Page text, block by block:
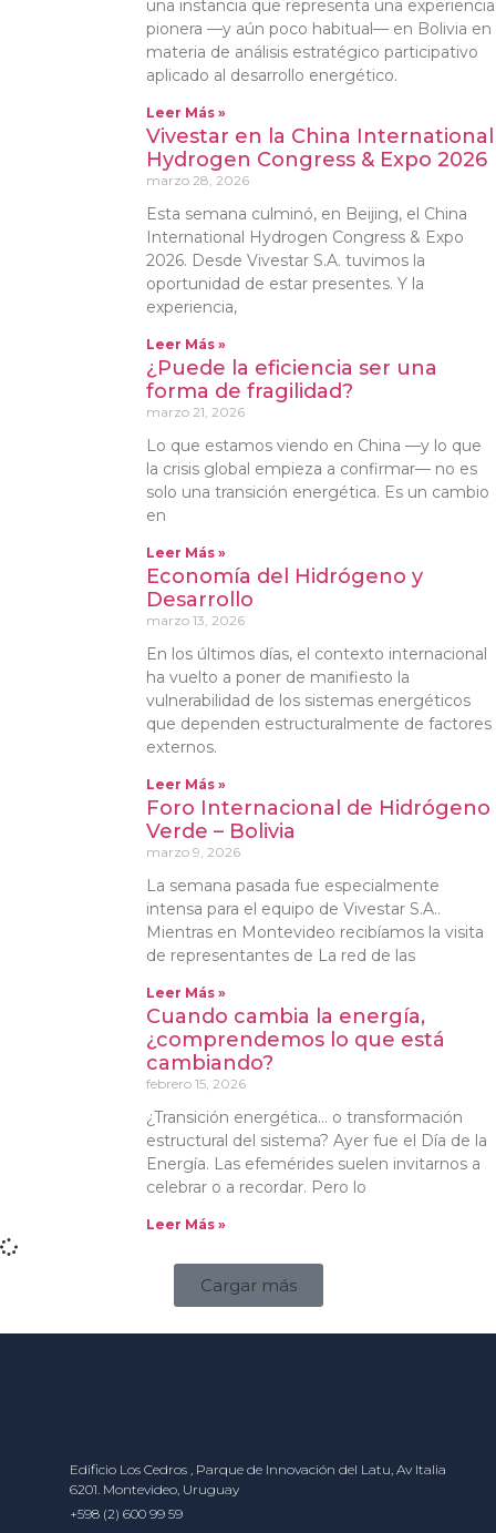
una instancia que representa una experiencia
pionera —y aún poco habitual— en Bolivia en
materia de análisis estratégico participativo
aplicado al desarrollo energético.
Leer Más »
Vivestar en la China International
Hydrogen Congress & Expo 2026
marzo 28, 2026
Esta semana culminó, en Beijing, el China
International Hydrogen Congress & Expo
2026. Desde Vivestar S.A. tuvimos la
oportunidad de estar presentes. Y la
experiencia,
Leer Más »
¿Puede la eficiencia ser una
forma de fragilidad?
marzo 21, 2026
Lo que estamos viendo en China —y lo que
la crisis global empieza a confirmar— no es
solo una transición energética. Es un cambio
en
Leer Más »
Economía del Hidrógeno y
Desarrollo
marzo 13, 2026
En los últimos días, el contexto internacional
ha vuelto a poner de manifiesto la
vulnerabilidad de los sistemas energéticos
que dependen estructuralmente de factores
externos.
Leer Más »
Foro Internacional de Hidrógeno
Verde – Bolivia
marzo 9, 2026
La semana pasada fue especialmente
intensa para el equipo de Vivestar S.A..
Mientras en Montevideo recibíamos la visita
de representantes de La red de las
Leer Más »
Cuando cambia la energía,
¿comprendemos lo que está
cambiando?
febrero 15, 2026
¿Transición energética… o transformación
estructural del sistema? Ayer fue el Día de la
Energía. Las efemérides suelen invitarnos a
celebrar o a recordar. Pero lo
Leer Más »
Cargar más
Edificio Los Cedros , Parque de Innovación del Latu, Av Italia
6201. Montevideo, Uruguay
+598 (2) 600 99 59